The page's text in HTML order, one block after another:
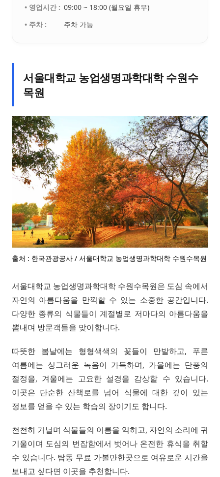
• 영업시간 : 09:00 ~ 18:00 (월요일 휴무)
• 주차 :
주차 가능
서울대학교 농업생명과학대학 수원수
목원
출처 : 한국관광공사 / 서울대학교 농업생명과학대학 수원수목원
서울대학교 농업생명과학대학 수원수목원은 도심 속에서
자연의 아름다움을 만끽할 수 있는 소중한 공간입니다.
다양한 종류의 식물들이 계절별로 저마다의 아름다움을
뽐내며 방문객들을 맞이합니다.
따뜻한 봄날에는 형형색색의 꽃들이 만발하고, 푸른
여름에는 싱그러운 녹음이 가득하며, 가을에는 단풍의
절정을, 겨울에는 고요한 설경을 감상할 수 있습니다.
이곳은 단순한 산책로를 넘어 식물에 대한 깊이 있는
정보를 얻을 수 있는 학습의 장이기도 합니다.
천천히 거닐며 식물들의 이름을 익히고, 자연의 소리에 귀
기울이며 도심의 번잡함에서 벗어나 온전한 휴식을 취할
수 있습니다. 탑동 무료 가볼만한곳으로 여유로운 시간을
보내고 싶다면 이곳을 추천합니다.